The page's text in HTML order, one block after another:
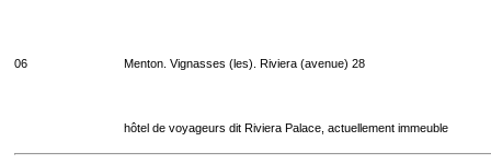
06 Menton. Vignasses (les). Riviera (avenue) 28
hôtel de voyageurs dit Riviera Palace, actuellement immeuble